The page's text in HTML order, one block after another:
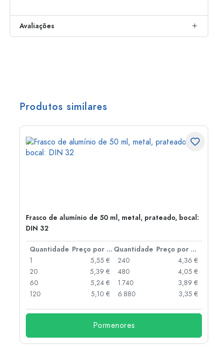
Avaliações
Produtos similares
Frasco de alumínio de 50 ml, metal, prateado, bocal:
DIN 32
Quantidade Preço por peça Quantidade
Preço por peça
1
5,55 €
20
5,39 €
60
5,24 €
120
5,10 €
240
4,36 €
480
4,05 €
1.740
3,89 €
6.880
3,35 €
Pormenores